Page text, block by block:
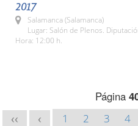
2017
Salamanca (Salamanca)
Lugar: Salón de Plenos.
Hora: 12:00 h.
Página
<< < 1 2 3 4